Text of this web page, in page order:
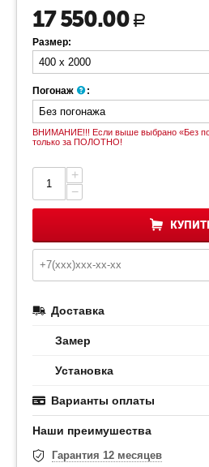
17 550.00 Р
Размер:
Погонаж :
ВНИМАНИЕ!!! Если выше выбрано «Без
только за ПОЛОТНО!
+
−
Доставка
Замер
Установка
Варианты оплаты
Наши преимушества
Гарантия 12 месяцев